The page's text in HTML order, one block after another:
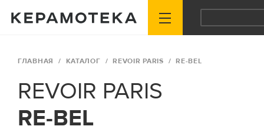
ГЛАВНАЯ КАТАЛОГ REVOIR PARIS RE-BEL
REVOIR PARIS
RE-BEL